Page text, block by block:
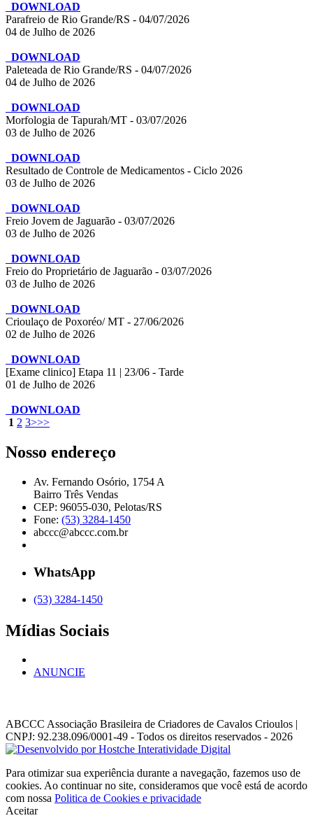
DOWNLOAD
Parafreio de Rio Grande/RS - 04/07/2026
04 de Julho de 2026
DOWNLOAD
Paleteada de Rio Grande/RS - 04/07/2026
04 de Julho de 2026
DOWNLOAD
Morfologia de Tapurah/MT - 03/07/2026
03 de Julho de 2026
DOWNLOAD
Resultado de Controle de Medicamentos - Ciclo 2026
03 de Julho de 2026
DOWNLOAD
Freio Jovem de Jaguarão - 03/07/2026
03 de Julho de 2026
DOWNLOAD
Freio do Proprietário de Jaguarão - 03/07/2026
03 de Julho de 2026
DOWNLOAD
Crioulaço de Poxoréo/ MT - 27/06/2026
02 de Julho de 2026
DOWNLOAD
[Exame clinico] Etapa 11 | 23/06 - Tarde
01 de Julho de 2026
DOWNLOAD
1 2 3>>>
Nosso endereço
Av. Fernando Osório, 1754 A
Bairro Três Vendas
CEP: 96055-030, Pelotas/RS
Fone: (53) 3284-1450
abccc@abccc.com.br
WhatsApp
(53) 3284-1450
Mídias Sociais
ANUNCIE
ABCCC Associação Brasileira de Criadores de Cavalos Crioulos |
CNPJ: 92.238.096/0001-49 - Todos os direitos reservados - 2026
Para otimizar sua experiência durante a navegação, fazemos uso de
cookies. Ao continuar no site, consideramos que você está de acordo
com nossa Politica de Cookies e privacidade
Aceitar